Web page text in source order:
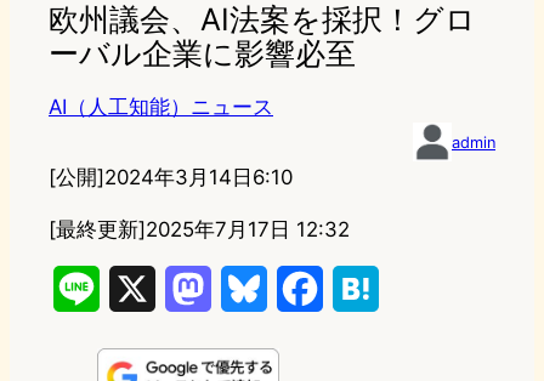
欧州議会、AI法案を採択！グロ
ーバル企業に影響必至
AI（人工知能）ニュース
admin
[公開]2024年3月14日6:10
[最終更新]2025年7月17日 12:32